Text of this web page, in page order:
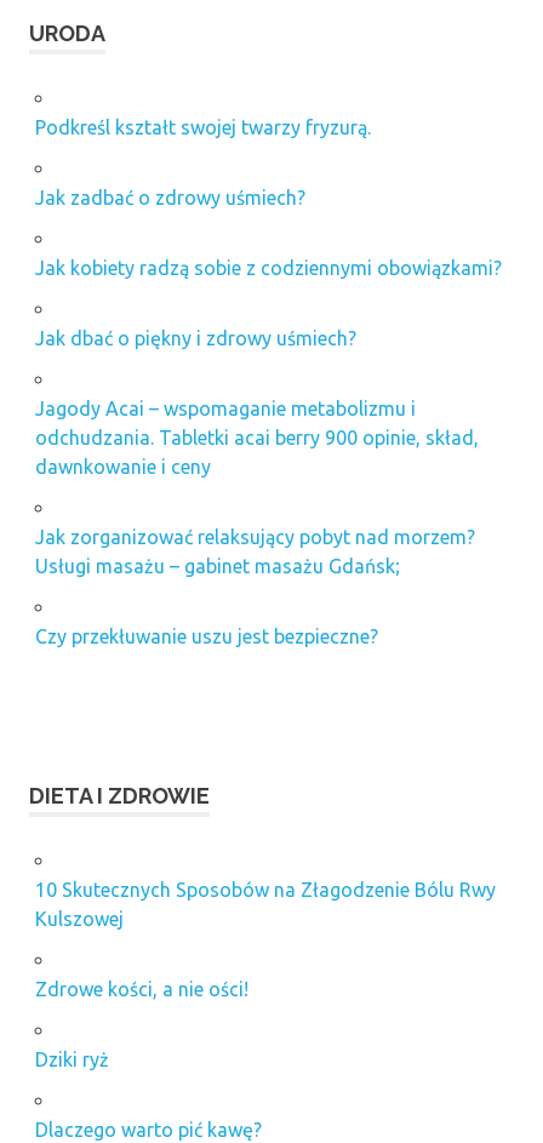
URODA
Podkreśl kształt swojej twarzy fryzurą.
Jak zadbać o zdrowy uśmiech?
Jak kobiety radzą sobie z codziennymi obowiązkami?
Jak dbać o piękny i zdrowy uśmiech?
Jagody Acai – wspomaganie metabolizmu i
odchudzania. Tabletki acai berry 900 opinie, skład,
dawnkowanie i ceny
Jak zorganizować relaksujący pobyt nad morzem?
Usługi masażu – gabinet masażu Gdańsk;
Czy przekłuwanie uszu jest bezpieczne?
DIETA I ZDROWIE
10 Skutecznych Sposobów na Złagodzenie Bólu Rwy
Kulszowej
Zdrowe kości, a nie ości!
Dziki ryż
Dlaczego warto pić kawę?